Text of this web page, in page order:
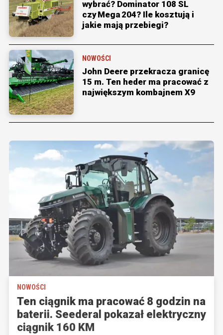
wybrać? Dominator 108 SL
czy Mega 204? Ile kosztują i
jakie mają przebiegi?
NOWOŚCI
John Deere przekracza granicę
15 m. Ten heder ma pracować z
największym kombajnem X9
NOWOŚCI
Ten ciągnik ma pracować 8 godzin na
baterii. Seederal pokazał elektryczny
ciągnik 160 KM